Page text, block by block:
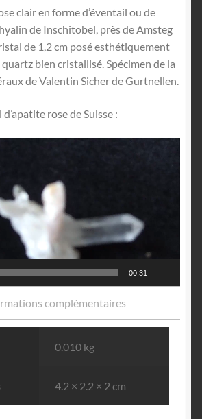
clair en forme d’éventail ou de
de Inschitobel, près de Amsteg
de 1,2 cm posé esthétiquement
bien cristallisé. Spécimen de la
de Valentin Sicher de Gurtnellen.
rose de Suisse :
00:31
complémentaires
0.010 kg
4.2 × 2.2 × 2 cm